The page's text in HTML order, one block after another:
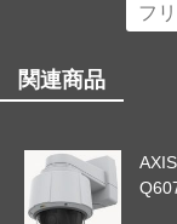
関連商品
AXIS